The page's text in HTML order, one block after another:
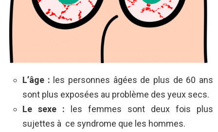
L’âge : les personnes âgées de plus de 60 ans
sont plus exposées au problème des yeux secs.
Le sexe : les femmes sont deux fois plus
sujettes à ce syndrome que les hommes.